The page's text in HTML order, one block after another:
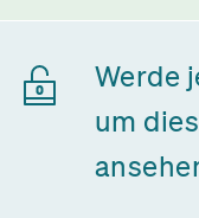
Werde
um